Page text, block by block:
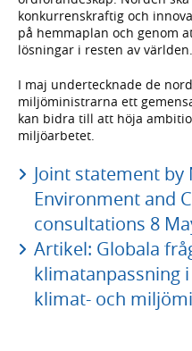
konkurrenskraftig och
på hemmaplan och genom
lösningar i resten av världen.
I maj undertecknade de
miljöministrarna ett
kan bidra till att höja
miljöarbetet.
Joint statement
Environment and
consultations 8
Artikel: Globala
klimatanpassning
klimat- och